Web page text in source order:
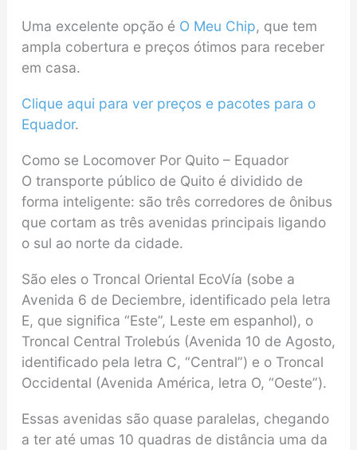
Uma excelente opção é O Meu Chip, que tem
ampla cobertura e preços ótimos para receber
em casa.
Clique aqui para ver preços e pacotes para o
Equador.
Como se Locomover Por Quito – Equador
O transporte público de Quito é dividido de
forma inteligente: são três corredores de ônibus
que cortam as três avenidas principais ligando
o sul ao norte da cidade.
São eles o Troncal Oriental EcoVía (sobe a
Avenida 6 de Deciembre, identificado pela letra
E, que significa “Este”, Leste em espanhol), o
Troncal Central Trolebús (Avenida 10 de Agosto,
identificado pela letra C, “Central”) e o Troncal
Occidental (Avenida América, letra O, “Oeste”).
Essas avenidas são quase paralelas, chegando
a ter até umas 10 quadras de distância uma da